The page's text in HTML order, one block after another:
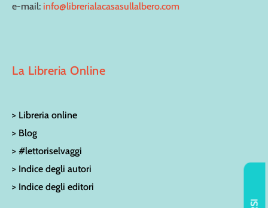
e-mail: info@librerialacasasullalbero.com
La Libreria Online
> Libreria online
> Blog
> #lettoriselvaggi
> Indice degli autori
> Indice degli editori